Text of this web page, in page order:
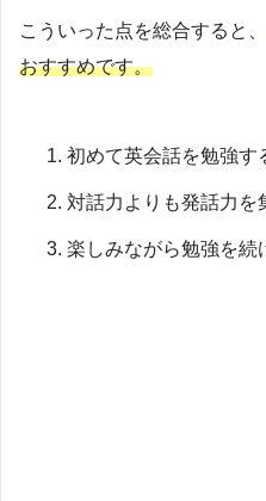
こういった点を総合すると、
おすすめです。
初めて英会話を勉強す
対話力よりも発話力を
楽しみながら勉強を続